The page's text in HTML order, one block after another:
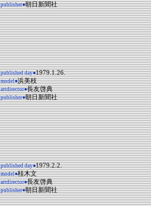
publisher●朝日新聞社
published day●1979.1.26.
model●浜美枝
artdirector●長友啓典
publisher●朝日新聞社
published day●1979.2.2.
model●桂木文
artdirector●長友啓典
publisher●朝日新聞社